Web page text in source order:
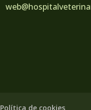
Política de cookies